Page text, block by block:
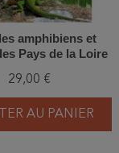
amphibiens et
Pays de la Loire
29,00 €
AU PANIER